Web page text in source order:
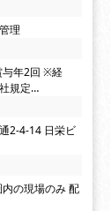
理
与年2回 ※経
規定…
2-4-14 日栄ビ
の現場のみ 配